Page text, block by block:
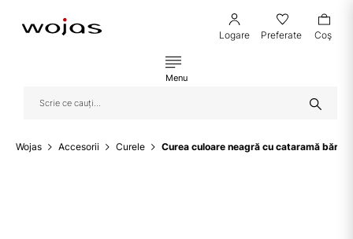
Logare Preferate Coş
Menu
Wojas Accesorii Curele Curea culoare neagră cu cataramă